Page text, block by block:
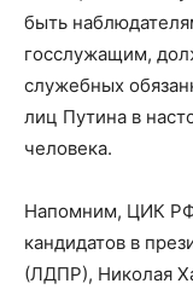
быть
госслужащим,
служебных
лиц Путина в
человека.
Напомним, ЦИК РФ
кандидатов в
(ЛДПР), Николая